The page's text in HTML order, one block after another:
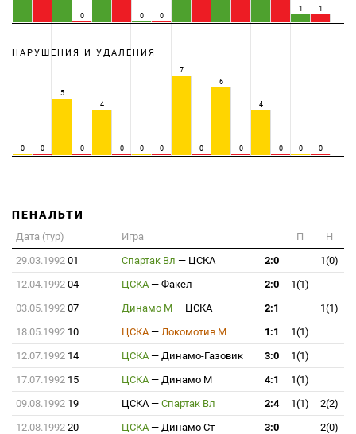
0 0 0
1 1
НАРУШЕНИЯ И УДАЛЕНИЯ
0 0
5
0
4
0 0 0
7
0
6
0
4
0 0 0
ПЕНАЛЬТИ
Дата (тур) Игра П
Н
29.03.1992 01 Спартак Вл — ЦСКА 2:0
1(0)
12.04.1992 04 ЦСКА — Факел 2:0
1(1)
03.05.1992 07 Динамо М — ЦСКА 2:1
1(1)
18.05.1992 10 ЦСКА — Локомотив М 1:1
1(1)
12.07.1992 14 ЦСКА — Динамо-Газовик 3:0
1(1)
17.07.1992 15 ЦСКА — Динамо М 4:1
1(1)
09.08.1992 19 ЦСКА — Спартак Вл 2:4 1(1)
2(2)
12.08.1992 20 ЦСКА — Динамо Ст 3:0
2(0)